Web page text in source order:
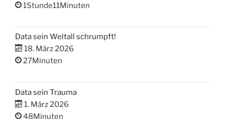
1Stunde11Minuten
Data sein Weltall schrumpft!
18. März 2026
27Minuten
Data sein Trauma
1. März 2026
48Minuten